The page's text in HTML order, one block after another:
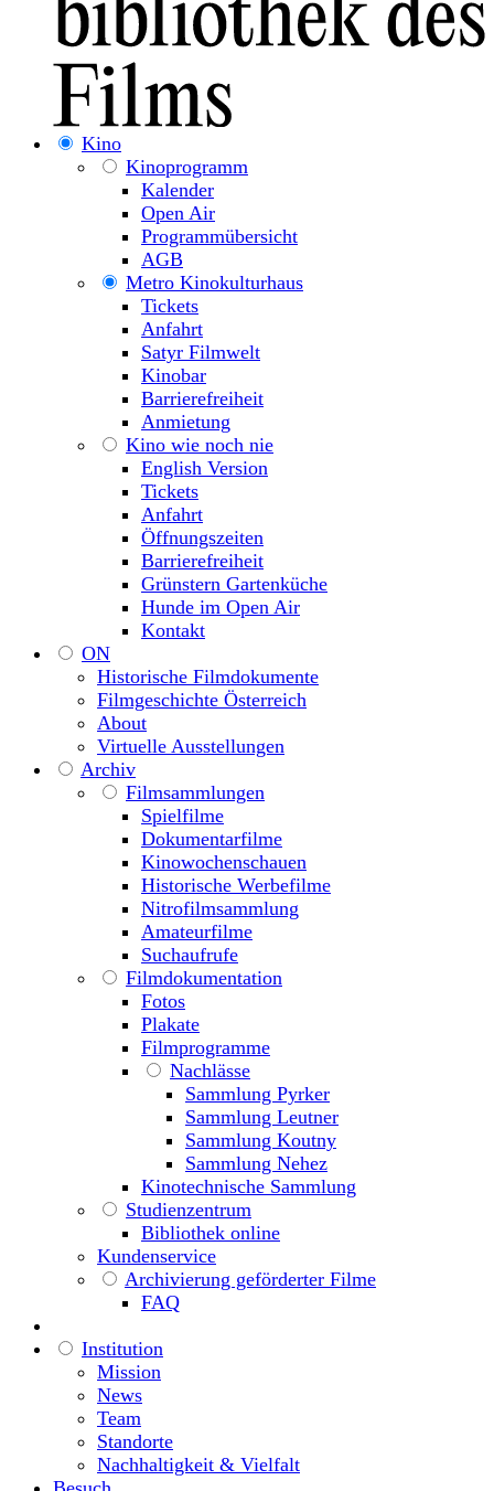
Kino
Kinoprogramm
Kalender
Open Air
Programmübersicht
AGB
Metro Kinokulturhaus
Tickets
Anfahrt
Satyr Filmwelt
Kinobar
Barrierefreiheit
Anmietung
Kino wie noch nie
English Version
Tickets
Anfahrt
Öffnungszeiten
Barrierefreiheit
Grünstern Gartenküche
Hunde im Open Air
Kontakt
ON
Historische Filmdokumente
Filmgeschichte Österreich
About
Virtuelle Ausstellungen
Archiv
Filmsammlungen
Spielfilme
Dokumentarfilme
Kinowochenschauen
Historische Werbefilme
Nitrofilmsammlung
Amateurfilme
Suchaufrufe
Filmdokumentation
Fotos
Plakate
Filmprogramme
Nachlässe
Sammlung Pyrker
Sammlung Leutner
Sammlung Koutny
Sammlung Nehez
Kinotechnische Sammlung
Studienzentrum
Bibliothek online
Kundenservice
Archivierung geförderter Filme
FAQ
Institution
Mission
News
Team
Standorte
Nachhaltigkeit & Vielfalt